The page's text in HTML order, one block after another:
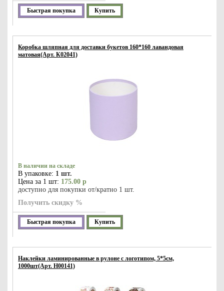
Быстрая покупка Купить
Коробка шляпная для доставки букетов 160*160 лавандовая
матовая(Арт. К02041)
В наличии на складе
В упаковке: 1 шт.
Цена за 1 шт: 175.00 р
доступно для покупки от/кратно 1 шт.
Получить скидку %
Быстрая покупка Купить
Наклейки ламинированные в рулоне с логотипом, 5*5см,
1000шт(Арт. Н00141)